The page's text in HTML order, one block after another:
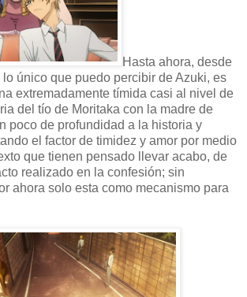
Hasta ahora, desde
único que puedo percibir de Azuki, es
extremadamente tímida casi al nivel de
del tío de Moritaka con la madre de
poco de profundidad a la historia y
el factor de timidez y amor por medio
que tienen pensado llevar acabo, de
realizado en la confesión; sin
ahora solo esta como mecanismo para